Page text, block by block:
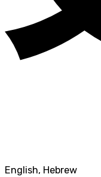
English, Hebrew